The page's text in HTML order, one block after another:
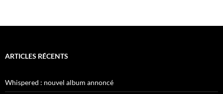
ARTICLES RÉCENTS
Whispered : nouvel album annoncé